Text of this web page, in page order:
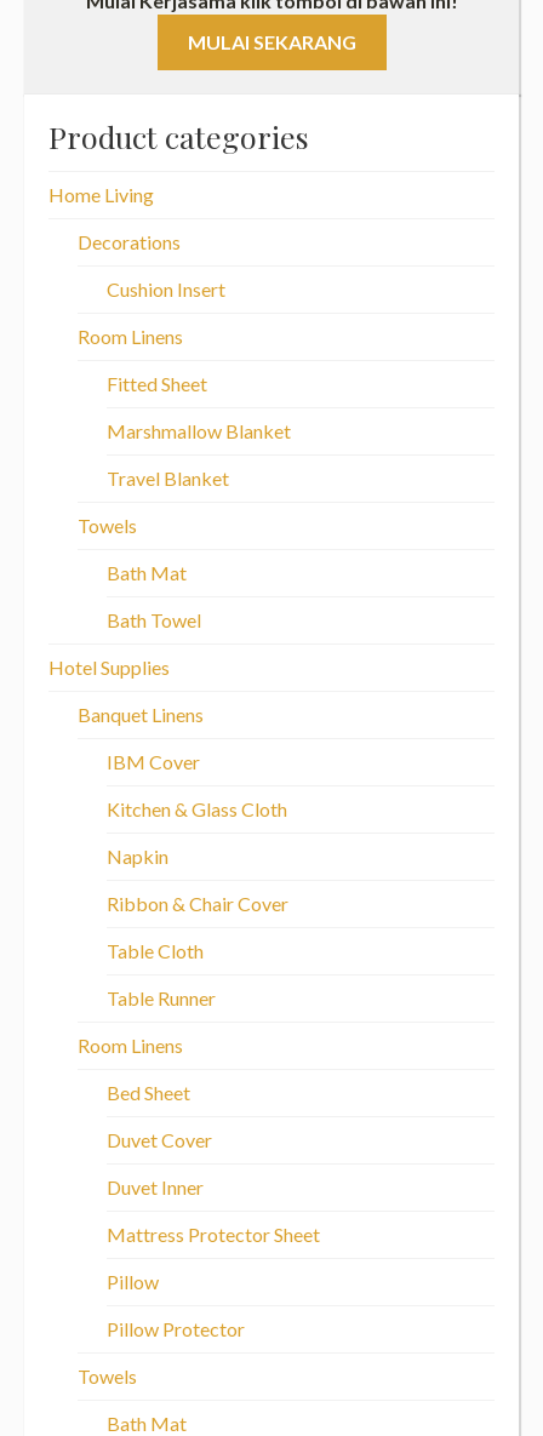
MULAI SEKARANG
Product categories
Home Living
Decorations
Cushion Insert
Room Linens
Fitted Sheet
Marshmallow Blanket
Travel Blanket
Towels
Bath Mat
Bath Towel
Hotel Supplies
Banquet Linens
IBM Cover
Kitchen & Glass Cloth
Napkin
Ribbon & Chair Cover
Table Cloth
Table Runner
Room Linens
Bed Sheet
Duvet Cover
Duvet Inner
Mattress Protector Sheet
Pillow
Pillow Protector
Towels
Bath Mat